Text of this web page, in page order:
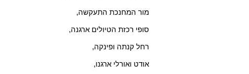
מור המחנכת התעקשה,
סופי רכזת הטיולים ארגנה,
רחל קנתה ופינקה,
אודט ואורלי ארגנו,